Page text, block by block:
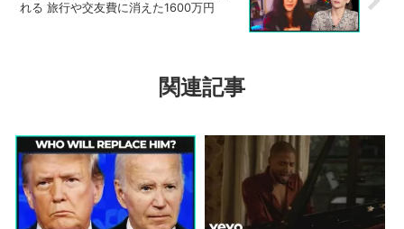
れる 旅行や交友費に消えた1600万円
関連記事